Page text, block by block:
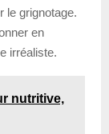
le grignotage.
en
irréaliste.
nutritive,